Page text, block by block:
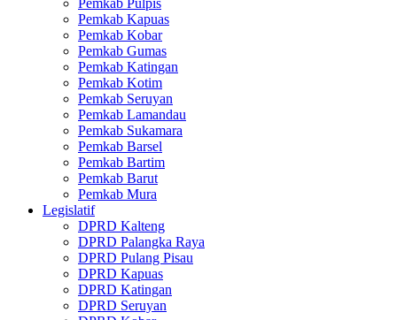
Pemkab Pulpis
Pemkab Kapuas
Pemkab Kobar
Pemkab Gumas
Pemkab Katingan
Pemkab Kotim
Pemkab Seruyan
Pemkab Lamandau
Pemkab Sukamara
Pemkab Barsel
Pemkab Bartim
Pemkab Barut
Pemkab Mura
Legislatif
DPRD Kalteng
DPRD Palangka Raya
DPRD Pulang Pisau
DPRD Kapuas
DPRD Katingan
DPRD Seruyan